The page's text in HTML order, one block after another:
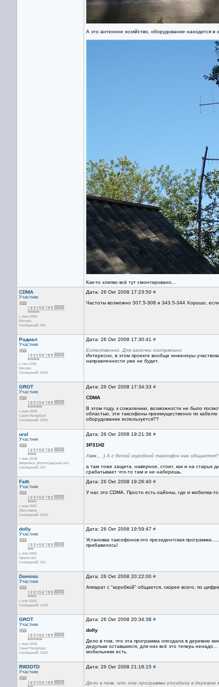
А это антенное хозяйство, оборудование находится в
Как-то хлипко всё тут смонтировано...
CDMA
Участник
с июн 2006
Москва
Сообщений: 481
Дата: 26 Окт 2008 17:23:50 #
Частоты возможно 307.5-308 и 343.5-344 Хорошо,
Радиал
Участник
с сен 2005
Москва
Сообщений: 2649
Дата: 26 Окт 2008 17:30:41 #
Естественно. Для галочки состряпано
Интересно, в этом проекте вообще инженеры
направленности уже не будет.
GROT
Участник
с мая 2006
Санкт-Петербург
Сообщений: 2525
Дата: 26 Окт 2008 17:34:33 #
CDMA
В этом году, к сожалению, возможности не было
областью, эти таксофоны преимущественно по
оборудование используется??
ural
Участник
с июн 2008
Жирновск, Волгоградская обл.
Сообщений: 347
Дата: 26 Окт 2008 19:21:36 #
3P31H2
Хмм... ;) А с белой коробкой таксофон как
а там тоже защита, наверное, стоит, как и на старых
срабатывает что-то там и не наберешь.
Fath
Участник
с мая 2007
Ярославль
Сообщений: 2320
Дата: 26 Окт 2008 19:26:40 #
У нас это CDMA. Просто есть оайоны, где и мобилка-
dolly
Участник
с янв 2005
Оренб.обл
Сообщений: 251
Дата: 26 Окт 2008 19:59:47 #
Установка таксофонов-это президентская
прибавилось!
Dominic
Участник
с ноя 2005
Сообщений: 1423
Дата: 26 Окт 2008 20:22:00 #
Аппарат с "коробкой" общается, скорее всего, по
GROT
Участник
с мая 2006
Санкт-Петербург
Сообщений: 2525
Дата: 26 Окт 2008 20:34:38 #
dolly
Дело в том, что эта программа опоздала в деревню
дедульки оставшиеся, для них всё это теперь
мобильники есть.
RW3DTD
Участник
Дата: 26 Окт 2008 21:18:15 #
Дело в том, что эта программа опоздала в